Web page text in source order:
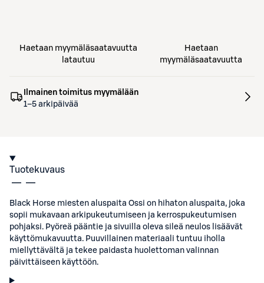
Haetaan myymäläsaatavuutta
latautuu
Haetaan
myymäläsaatavuutta
Ilmainen toimitus myymälään
1–5 arkipäivää
Tuotekuvaus
Black Horse miesten aluspaita Ossi on hihaton aluspaita, joka
sopii mukavaan arkipukeutumiseen ja kerrospukeutumisen
pohjaksi. Pyöreä pääntie ja sivuilla oleva sileä neulos lisäävät
käyttömukavuutta. Puuvillainen materiaali tuntuu iholla
miellyttävältä ja tekee paidasta huolettoman valinnan
päivittäiseen käyttöön.